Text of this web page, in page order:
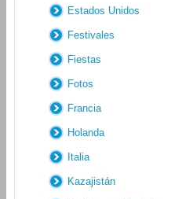
Estados Unidos
Festivales
Fiestas
Fotos
Francia
Holanda
Italia
Kazajistán